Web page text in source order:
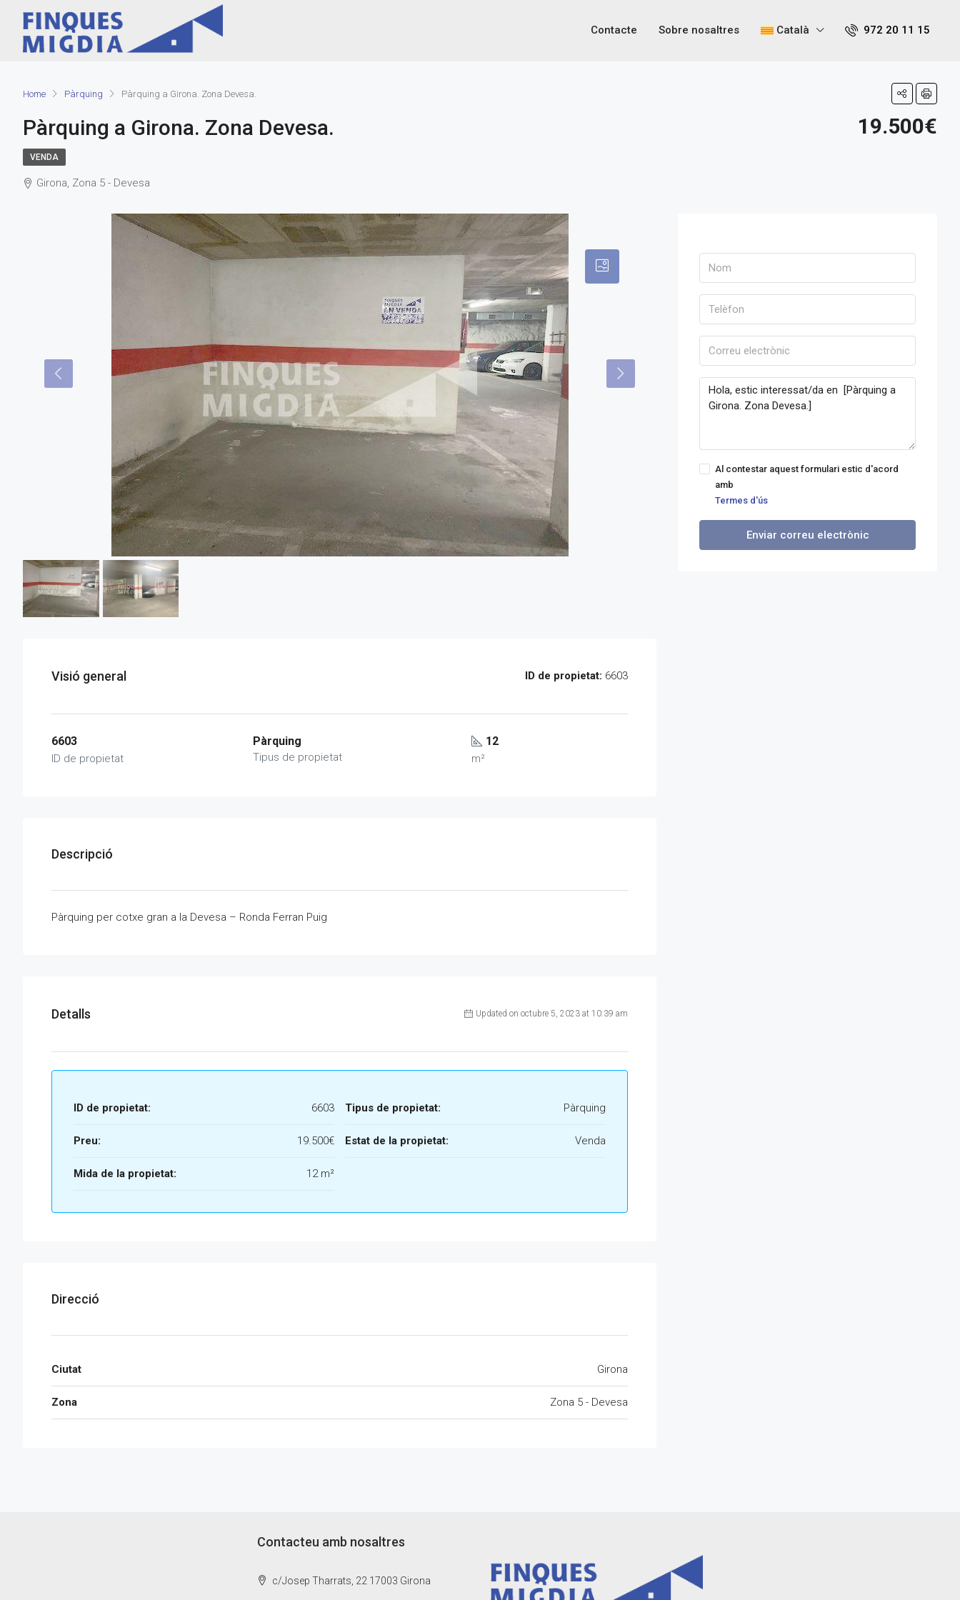
Contacte Sobre nosaltres Català 972 20 11 15
Home Pàrquing Pàrquing a Girona. Zona Devesa.
Pàrquing a Girona. Zona Devesa. 19.500€
VENDA
Girona, Zona 5 - Devesa
Visió general ID de propietat: 6603
6603
ID de propietat
Pàrquing
Tipus de propietat
12
m²
Descripció
Pàrquing per cotxe gran a la Devesa – Ronda Ferran Puig
Detalls Updated on octubre 5, 2023 at 10:39 am
ID de propietat: 6603
Preu: 19.500€
Mida de la propietat: 12 m²
Tipus de propietat: Pàrquing
Estat de la propietat: Venda
Direcció
Ciutat Girona
Zona Zona 5 - Devesa
Al contestar aquest formulari estic d'acord
amb
Termes d'ús
Enviar correu electrònic
Contacteu amb nosaltres
c/Josep Tharrats, 22 17003 Girona